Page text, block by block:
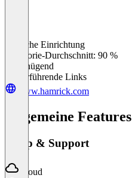
Einfache Einrichtung
Kategorie-Durchschnitt: 90 %
Ungenügend
Weiterführende Links
www.hamrick.com
Allgemeine Features
Setup & Support
Cloud